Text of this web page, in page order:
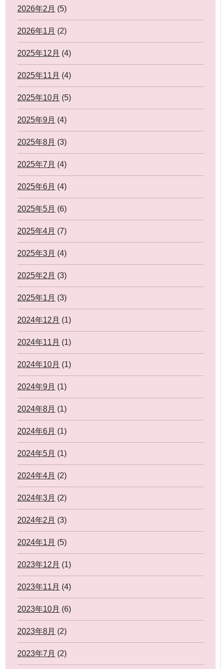
2026年2月 (5)
2026年1月 (2)
2025年12月 (4)
2025年11月 (4)
2025年10月 (5)
2025年9月 (4)
2025年8月 (3)
2025年7月 (4)
2025年6月 (4)
2025年5月 (6)
2025年4月 (7)
2025年3月 (4)
2025年2月 (3)
2025年1月 (3)
2024年12月 (1)
2024年11月 (1)
2024年10月 (1)
2024年9月 (1)
2024年8月 (1)
2024年6月 (1)
2024年5月 (1)
2024年4月 (2)
2024年3月 (2)
2024年2月 (3)
2024年1月 (5)
2023年12月 (1)
2023年11月 (4)
2023年10月 (6)
2023年8月 (2)
2023年7月 (2)